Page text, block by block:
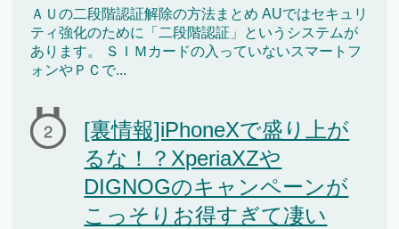
ＡＵの二段階認証解除の方法まとめ AUではセキュリ
ティ強化のために「二段階認証」というシステムが
あります。 ＳＩＭカードの入っていないスマートフ
ォンやＰＣで...
[裏情報]iPhoneXで盛り上が
るな！？XperiaXZや
DIGNOGのキャンペーンが
こっそりお得すぎて凄い